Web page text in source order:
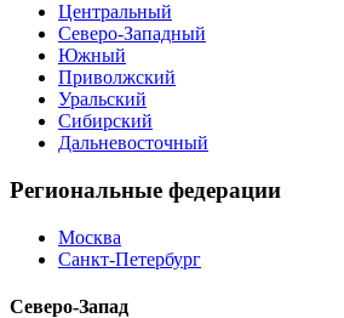
Центральный
Северо-Западный
Южный
Приволжский
Уральский
Сибирский
Дальневосточный
Региональные федерации
Москва
Санкт-Петербург
Северо-Запад